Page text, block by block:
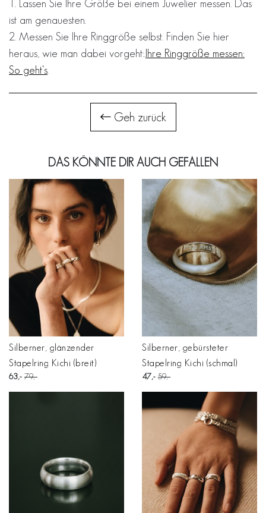
1. Lassen Sie Ihre Größe bei einem Juwelier messen. Das
ist am genauesten.
2. Messen Sie Ihre Ringgröße selbst. Finden Sie hier
heraus, wie man dabei vorgeht:. Ihre Ringgröße messen:
So geht‘s
Geh zurück
DAS KÖNNTE DIR AUCH GEFALLEN
Silberner, glänzender
Stapelring Kichi (breit)
63 79
Silberner, gebürsteter
Stapelring Kichi (schmal)
47 59